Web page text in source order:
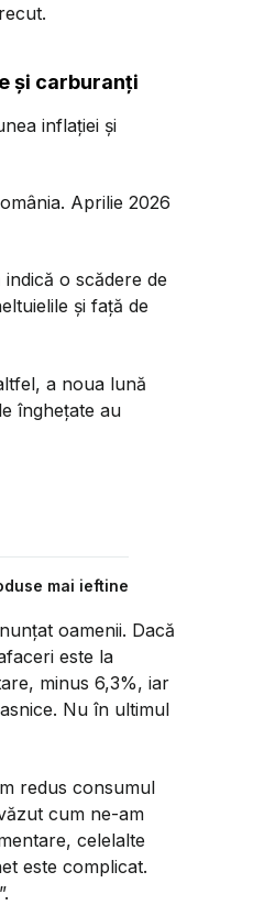
și carburanți
inflației și
Aprilie 2026
o scădere de
și față de
a noua lună
înghețate au
mai ieftine
oamenii. Dacă
este la
minus 6,3%, iar
Nu în ultimul
redus consumul
cum ne-am
celelalte
este complicat.